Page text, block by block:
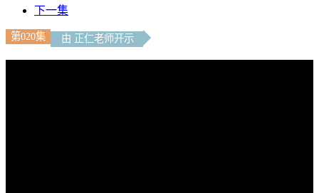
下一集
第020集 由 正仁老师开示